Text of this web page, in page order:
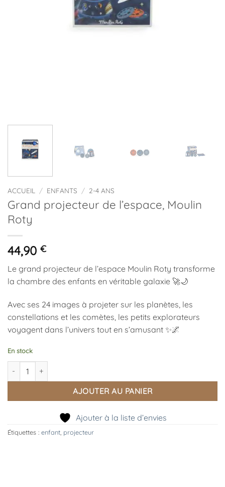
ACCUEIL / ENFANTS / 2-4 ANS
Grand projecteur de l’espace, Moulin
Roty
44,90 €
Le grand projecteur de l’espace Moulin Roty transforme
la chambre des enfants en véritable galaxie 🚀🌙
Avec ses 24 images à projeter sur les planètes, les
constellations et les comètes, les petits explorateurs
voyagent dans l’univers tout en s’amusant ✨🌌
En stock
quantité de Grand projecteur de l’espace, Moulin Roty
AJOUTER AU PANIER
Ajouter à la liste d’envies
Étiquettes : enfant projecteur